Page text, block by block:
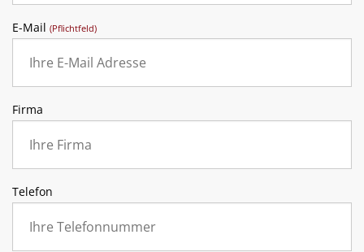
E-Mail (Pflichtfeld)
Firma
Telefon